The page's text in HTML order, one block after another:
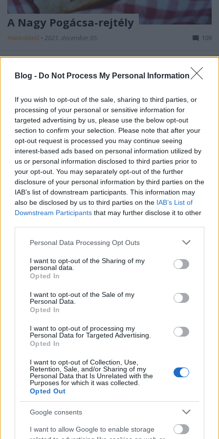
Blog - Do Not Process My Personal Information
If you wish to opt-out of the sale, sharing to third parties, or
processing of your personal or sensitive information for
targeted advertising by us, please use the below opt-out
section to confirm your selection. Please note that after your
opt-out request is processed you may continue seeing
interest-based ads based on personal information utilized by
us or personal information disclosed to third parties prior to
your opt-out. You may separately opt-out of the further
disclosure of your personal information by third parties on the
IAB’s list of downstream participants. This information may
also be disclosed by us to third parties on the IAB’s List of
Downstream Participants that may further disclose it to other
Please note that this website/app uses one or more Google
not limited to your visit or usage behaviour. You may click to
grant or deny consent to Google and its third-party tags to
use your data for below specified purposes in below Google
consent section.
Personal Data Processing Opt Outs
I want to opt-out of the Sharing of my
personal data.
Opted In
I want to opt-out of the Sale of my
Personal Data.
Opted In
I want to opt-out of processing my
Personal Data for Targeted Advertising.
Opted In
I want to opt-out of Collection, Use,
Retention, Sale, and/or Sharing of my
Personal Data that Is Unrelated with the
Purposes for which it was collected.
Opted Out
Google consents
I want to allow Google to enable storage
A Nagy Pogácsa-rejtély
Határátkelő • 2021. december 05. 109
legalábbis nagyon szeretem), és őszintén szólva fel
országban nem ismerjék. A helyzet ráadásul (mint
Karel posztjából kiderül) még ennél is furcsább.
Közel és mégis távol
Határátkelő•2021. március 17.
számtalan előnnyel jár, az egyik legnagyobb a
könnyű megközelíthetőség. Az ember csak bepattan
Magyarországon is van és persze ugyanez igaz
fordítva is: a családtagok és a barátok is bármikor ki
tudnak szaladni akár egy…